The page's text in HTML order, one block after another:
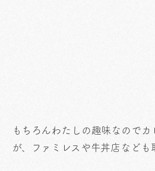
もちろんわたしの趣味なので
が、ファミレスや牛丼店なども